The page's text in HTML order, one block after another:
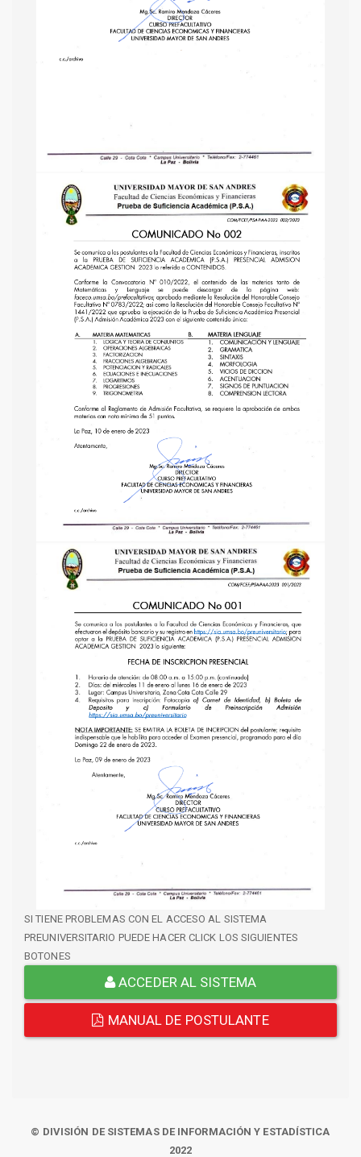
SI TIENE PROBLEMAS CON EL ACCESO AL SISTEMA
PREUNIVERSITARIO PUEDE HACER CLICK LOS SIGUIENTES
BOTONES
ACCEDER AL SISTEMA
MANUAL DE POSTULANTE
© DIVISIÓN DE SISTEMAS DE INFORMACIÓN Y ESTADÍSTICA
2022